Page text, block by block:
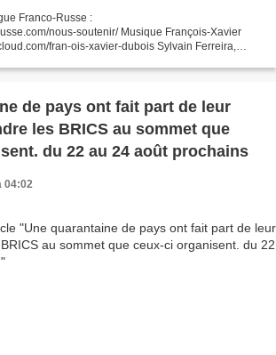
Franco-Russe :
nous-soutenir/ Musique François-Xavier
fran-ois-xavier-dubois Sylvain Ferreira,
de pays ont fait part de leur
les BRICS au sommet que
du 22 au 24 août prochains
04:02